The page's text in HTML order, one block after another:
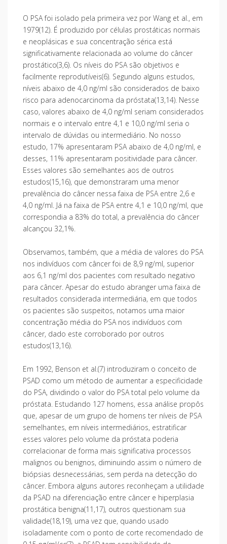
O PSA foi isolado pela primeira vez por Wang et al., em
1979(12). É produzido por células prostáticas normais
e neoplásicas e sua concentração sérica está
significativamente relacionada ao volume do câncer
prostático(3,6). Os níveis do PSA são objetivos e
facilmente reprodutíveis(6). Segundo alguns estudos,
níveis abaixo de 4,0 ng/ml são considerados de baixo
risco para adenocarcinoma da próstata(13,14). Nesse
caso, valores abaixo de 4,0 ng/ml seriam considerados
normais e o intervalo entre 4,1 e 10,0 ng/ml seria o
intervalo de dúvidas ou intermediário. No nosso
estudo, 17% apresentaram PSA abaixo de 4,0 ng/ml, e
desses, 11% apresentaram positividade para câncer.
Esses valores são semelhantes aos de outros
estudos(15,16), que demonstraram uma menor
prevalência do câncer nessa faixa de PSA entre 2,6 e
4,0 ng/ml. Já na faixa de PSA entre 4,1 e 10,0 ng/ml, que
correspondia a 83% do total, a prevalência do câncer
alcançou 32,1%.
Observamos, também, que a média de valores do PSA
nos indivíduos com câncer foi de 8,9 ng/ml, superior
aos 6,1 ng/ml dos pacientes com resultado negativo
para câncer. Apesar do estudo abranger uma faixa de
resultados considerada intermediária, em que todos
os pacientes são suspeitos, notamos uma maior
concentração média do PSA nos indivíduos com
câncer, dado este corroborado por outros
estudos(13,16).
Em 1992, Benson et al.(7) introduziram o conceito de
PSAD como um método de aumentar a especificidade
do PSA, dividindo o valor do PSA total pelo volume da
próstata. Estudando 127 homens, essa análise propôs
que, apesar de um grupo de homens ter níveis de PSA
semelhantes, em níveis intermediários, estratificar
esses valores pelo volume da próstata poderia
correlacionar de forma mais significativa processos
malignos ou benignos, diminuindo assim o número de
biópsias desnecessárias, sem perda na detecção do
câncer. Embora alguns autores reconheçam a utilidade
da PSAD na diferenciação entre câncer e hiperplasia
prostática benigna(11,17), outros questionam sua
validade(18,19), uma vez que, quando usado
isoladamente com o ponto de corte recomendado de